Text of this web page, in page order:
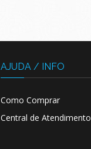
AJUDA / INFO
Como Comprar
Central de Atendimento